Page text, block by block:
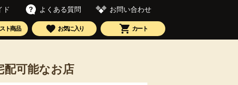
ド よくある質問 お問い合わせ
ト商品 お気に入り カート
配可能なお店